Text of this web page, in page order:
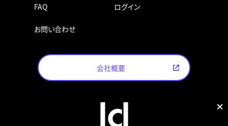
FAQ ログイン
お問い合わせ
会社概要